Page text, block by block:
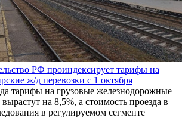
РФ проиндексирует тарифы на
ж/д перевозки с 1 октября
тарифы на грузовые железнодорожные
на 8,5%, а стоимость проезда в
в регулируемом сегменте